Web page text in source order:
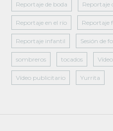
Reportaje de boda Reportaje
Reportaje en el río Reportaje
Reportaje infantil Sesión de
sombreros tocados Vídeo
Vídeo publicitario Yurrita